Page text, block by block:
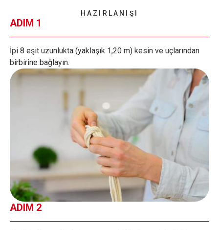
HAZIRLANIŞI
ADIM 1
İpi 8 eşit uzunlukta (yaklaşık 1,20 m) kesin ve uçlarından
birbirine bağlayın.
ADIM 2